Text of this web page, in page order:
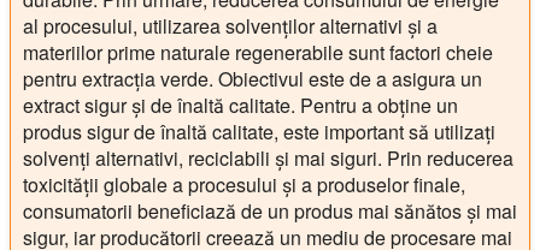
al procesului, utilizarea solvenților alternativi și a
materiilor prime naturale regenerabile sunt factori cheie
pentru extracția verde. Obiectivul este de a asigura un
extract sigur și de înaltă calitate. Pentru a obține un
produs sigur de înaltă calitate, este important să utilizați
solvenți alternativi, reciclabili și mai siguri. Prin reducerea
toxicității globale a procesului și a produselor finale,
consumatorii beneficiază de un produs mai sănătos și mai
sigur, iar producătorii creează un mediu de procesare mai